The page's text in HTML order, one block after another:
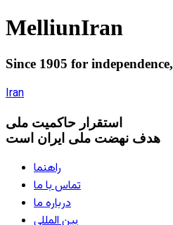
MelliunIran
Since 1905 for independence,
Iran
استقرار حاکميت ملی
هدف نهضت ملی ایران است
راهنما
تماس با ما
درباره ما
بین المللی